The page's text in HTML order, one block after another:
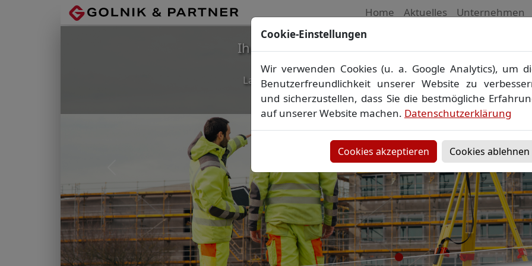
Home Aktuelles Unternehmen
Ihr Vermessungsbüro in Mecklenburg-
Wir vermessen Ihr Grundstück
Lageplan▪Absteckung▪Bauvermessung▪
Grenzfeststellung
▪Amtliche Auskünfte und Auszüge
Cookie-Einstellungen
Wir verwenden Cookies (u. a. Google Analytics), um
Benutzerfreundlichkeit unserer Website zu
und sicherzustellen, dass Sie die bestmögliche
auf unserer Website machen. Datenschutzerklärung
Cookies akzeptieren Cookies ablehnen